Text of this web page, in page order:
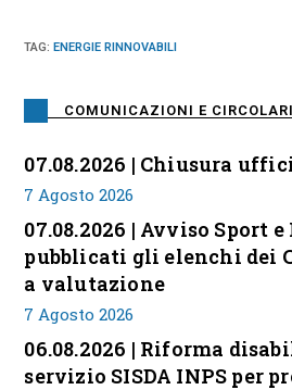
TAG:ENERGIE RINNOVABILI
COMUNICAZIONI E CIRCOLARI
07.08.2026 | Chiusura
7 Agosto 2026
07.08.2026 | Avviso Sport
pubblicati gli elenchi dei
a valutazione
7 Agosto 2026
06.08.2026 | Riforma
servizio SISDA INPS per